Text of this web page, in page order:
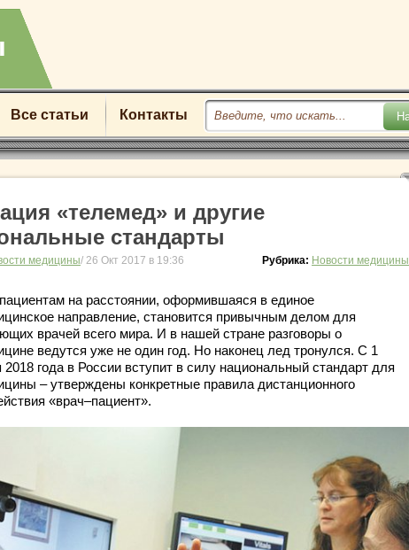
Все статьи Контакты
«телемед» и другие
стандарты
медицины/ 26 Окт 2017 в 19:36 Рубрика: Новости медицины
на расстоянии, оформившаяся в единое
направление, становится привычным делом для
врачей всего мира. И в нашей стране разговоры о
ведутся уже не один год. Но наконец лед тронулся. С 1
2018 года в России вступит в силу национальный стандарт для
– утверждены конкретные правила дистанционного
«врач–пациент».